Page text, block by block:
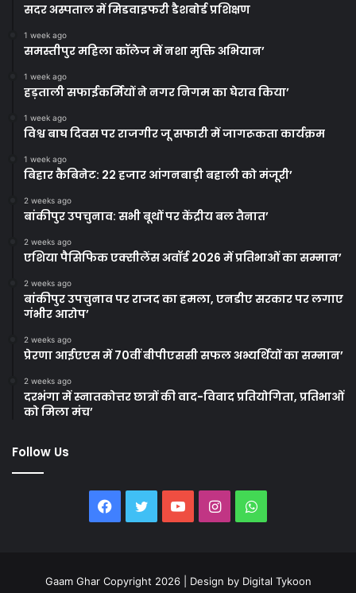
सदर अस्पताल में मिडवाइफरी डैशबोर्ड प्रशिक्षण
1 week ago
समस्तीपुर महिला कॉलेज में नशा मुक्ति अभियान’
1 week ago
हड़ताली सफाईकर्मियों ने नगर निगम का घेराव किया’
1 week ago
विश्व बाघ दिवस पर राजगीर जू सफारी में जागरूकता कार्यक्रम
1 week ago
बिहार कैबिनेट: 22 हजार आंगनबाड़ी बहाली को मंजूरी’
2 weeks ago
बांकीपुर उपचुनाव: सभी बूथों पर केंद्रीय बल तैनात’
2 weeks ago
एशिया पैसिफिक एक्सीलेंस अवॉर्ड 2026 में प्रतिभाओं का सम्मान’
2 weeks ago
बांकीपुर उपचुनाव पर राजद का हमला, एनडीए सरकार पर लगाए
गंभीर आरोप’
2 weeks ago
प्रेरणा आईएएस में 70वीं बीपीएससी सफल अभ्यर्थियों का सम्मान’
2 weeks ago
दरभंगा में स्नातकोत्तर छात्रों की वाद-विवाद प्रतियोगिता, प्रतिभाओं
को मिला मंच’
Follow Us
Facebook
TwitterYouTubeInstagramWhatsApp
Gaam Ghar Copyright 2026 | Design by Digital Tykoon